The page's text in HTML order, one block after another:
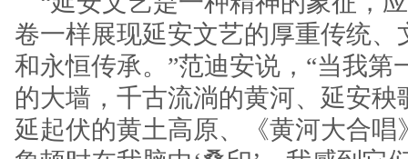
卷一样展现延安文艺的厚重传统、
和永恒传承。”范迪安说，“当我第
的大墙，千古流淌的黄河、延安
延起伏的黄土高原、《黄河大合唱